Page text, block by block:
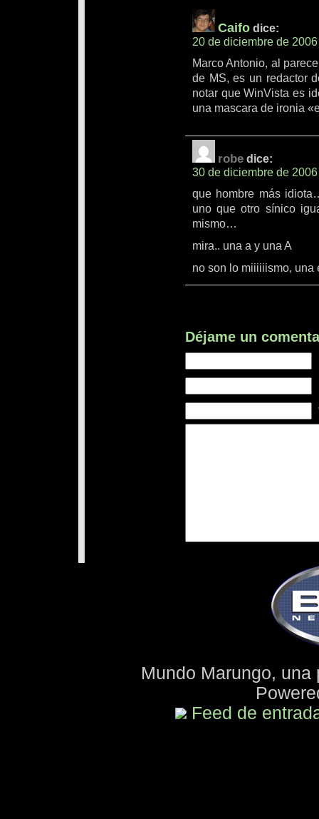
Caifo dice:
20 de diciembre de
Marco Antonio, al
de MS, es un redactor
notar que WinVista es
una mascara de ironia
robe dice:
30 de diciembre de
que hombre más
uno que otro sínico
mismo…
mira.. una a y una A
no son lo miiiiiismo, una
Déjame un
Mundo Marungo,
Feed de